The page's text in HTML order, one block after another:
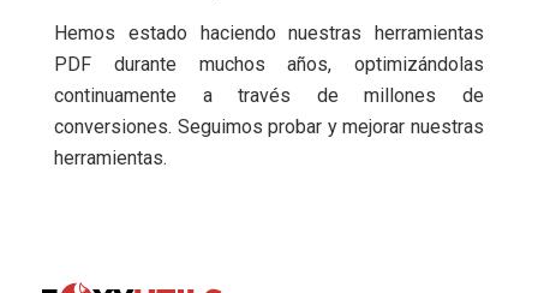
Hemos estado haciendo nuestras herramientas
PDF durante muchos años, optimizándolas
continuamente a través de millones de
conversiones. Seguimos probar y mejorar nuestras
herramientas.